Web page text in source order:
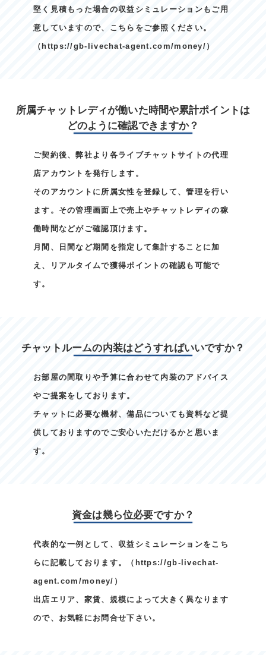
堅く見積もった場合の収益シミュレーションもご用
意していますので、こちらをご参照ください。
（ https://gb-livechat-agent.com/money/ ）
所属チャットレディが働いた時間や累計ポイントは
どのように確認できますか？
ご契約後、弊社より各ライブチャットサイトの代理
店アカウントを発行します。
そのアカウントに所属女性を登録して、管理を行い
ます。その管理画面上で売上やチャットレディの稼
働時間などがご確認頂けます。
月間、日間など期間を指定して集計することに加
え、リアルタイムで獲得ポイントの確認も可能で
す。
チャットルームの内装はどうすればいいですか？
お部屋の間取りや予算に合わせて内装のアドバイス
やご提案をしております。
チャットに必要な機材、備品についても資料など提
供しておりますのでご安心いただけるかと思いま
す。
資金は幾ら位必要ですか？
代表的な一例として、収益シミュレーションをこち
らに記載しております。（ https://gb-livechat-
agent.com/money/ ）
出店エリア、家賃、規模によって大きく異なります
ので、お気軽にお問合せ下さい。